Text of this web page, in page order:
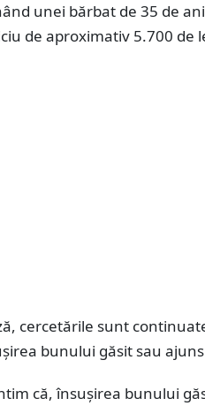
unei bărbat de 35 de
de aproximativ 5.700 de
cercetările sunt
bunului găsit sau
că, însușirea bunului